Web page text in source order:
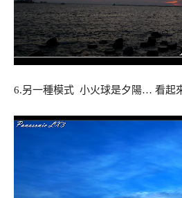
6.另一種模式 小火球是夕陽… 看起